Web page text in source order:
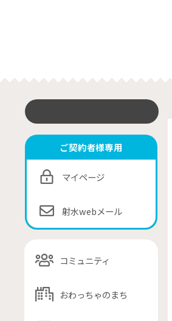
ご契約者様専用
マイページ
射水webメール
コミュニティ
おわっちゃのまち